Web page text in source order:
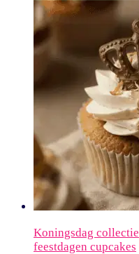
Koningsdag collectie
feestdagen cupcakes